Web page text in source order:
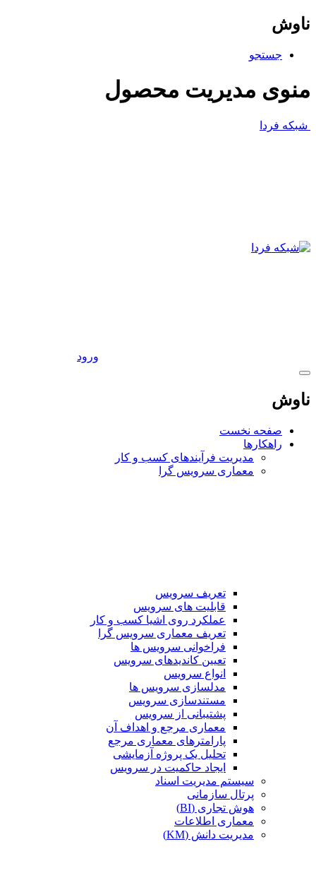
ناوش
جستجو
منوی مدیریت محصول
شبکه فردا
ورود
ناوش
صفحه نخست
راهکارها
مدیریت فرآیندهای کسب و کار
معماری سرویس گرا
تعریف سرویس
قابلیت های سرویس
عملکرد روی اشیا کسب و کار
تعریف معماری سرویس گرا
فراخوانی سرویس ها
تعیین کاندیدهای سرویس
انواع سرویس
مدلسازی سرویس ها
مستندسازی سرویس
پشتیبانی از سرویس
معماری مرجع و اهداف آن
پارامترهای معماری مرجع
تحلیل یک پروژه آزمایشی
ایجاد حاکمیت در سرویس
سیستم مدیریت اسناد
پرتال سازمانی
هوش تجاری (BI)
معماری اطلاعات
مدیریت دانش (KM)